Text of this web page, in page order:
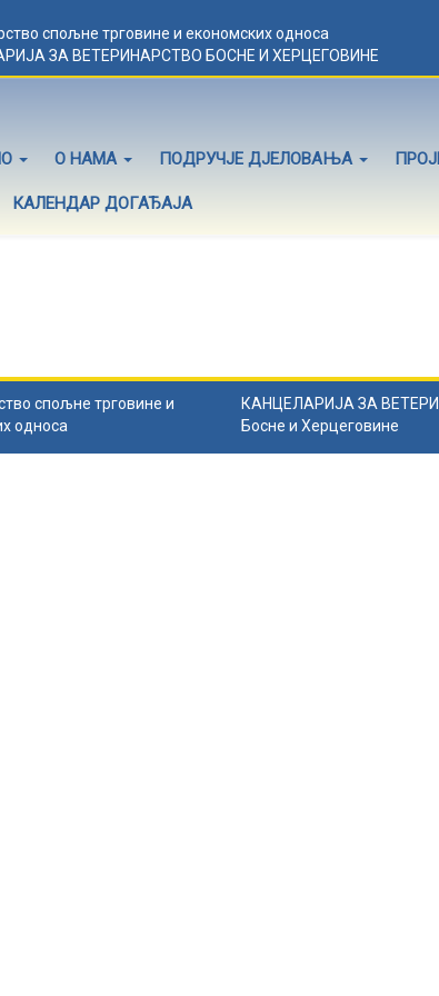
спољне трговине и економских односа
ЗА ВЕТЕРИНАРСТВО БОСНЕ И ХЕРЦЕГОВИНЕ
О НАМА ПОДРУЧЈЕ ДЈЕЛОВАЊА
КАЛЕНДАР ДОГАЂАЈА
спољне трговине и
односа
КАНЦЕЛАРИЈА ЗА
Босне и Херцеговине